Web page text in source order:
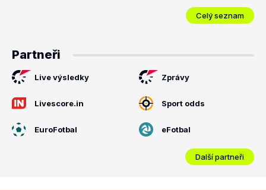
Celý seznam
Partneři
Live výsledky Zprávy
Livescore.in Sport odds
EuroFotbal eFotbal
Další partneři